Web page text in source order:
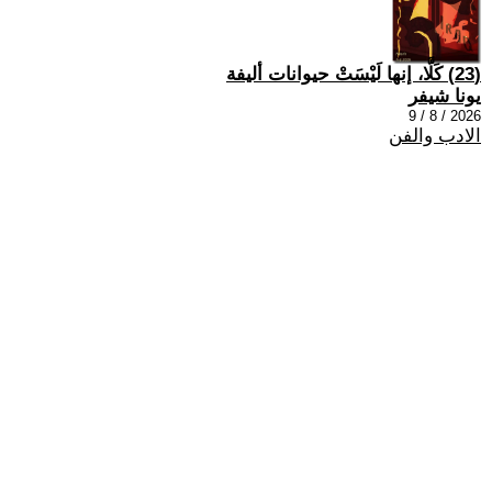
(23) كَلَّا، إنها لَيْسَتْ حيوانات أليفة
يونا شيفر
2026 / 8 / 9
الادب والفن